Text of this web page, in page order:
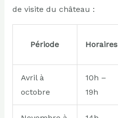
de visite du château :
Période Horaires
Avril à
octobre
10h –
19h